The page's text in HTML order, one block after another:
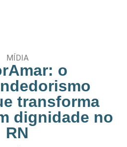
MÍDIA
o
transforma
dignidade no
RN